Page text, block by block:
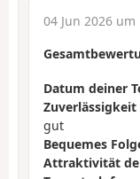
04 Jun 2026 um
Datum deiner
Zuverlässigkeit
gut
Bequemes
Attraktivität